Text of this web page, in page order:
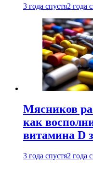
3 года спустя2 года
Мясников
как
витамина D
3 года спустя2 года